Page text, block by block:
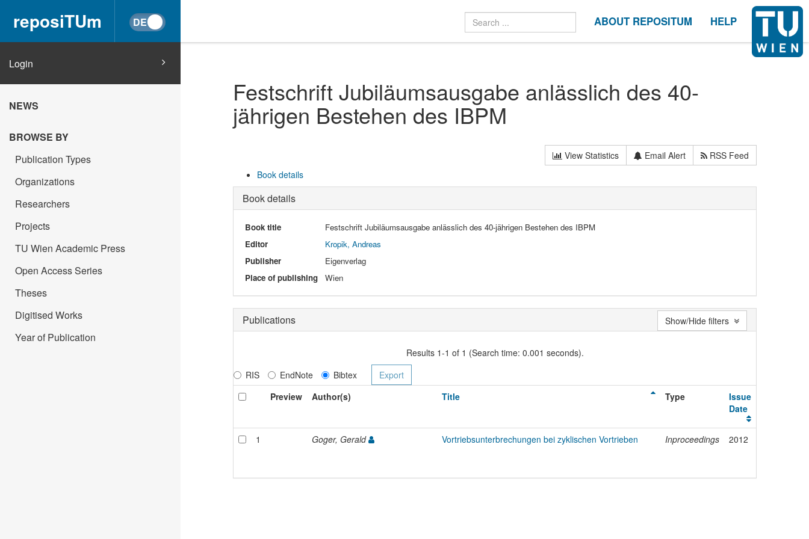
reposiTUm ABOUT REPOSITUM HELP
Login
NEWS
BROWSE BY
Publication Types
Organizations
Researchers
Projects
TU Wien Academic Press
Open Access Series
Theses
Digitised Works
Year of Publication
Festschrift Jubiläumsausgabe anlässlich des 40-
jährigen Bestehen des IBPM
View Statistics Email Alert
RSS Feed
Book details
Book details
Book title
Festschrift Jubiläumsausgabe anlässlich des 40-jährigen Bestehen des IBPM
Editor
Kropik, Andreas
Publisher
Eigenverlag
Place of publishing
Wien
Publications
Results 1-1 of 1 (Search time: 0.001 seconds).
RIS
EndNote
Bibtex
Preview
Author(s) Title Type
Issue
Date
1 Goger, Gerald Vortriebsunterbrechungen bei zyklischen Vortrieben Inproceedings 2012